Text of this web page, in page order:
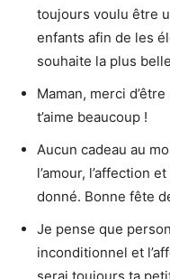
toujours voulu être
enfants afin de les
souhaite la plus
Maman, merci
t’aime beaucoup !
Aucun cadeau au
l’amour, l’affection
donné. Bonne fête
Je pense que
inconditionnel et
serai toujours ta